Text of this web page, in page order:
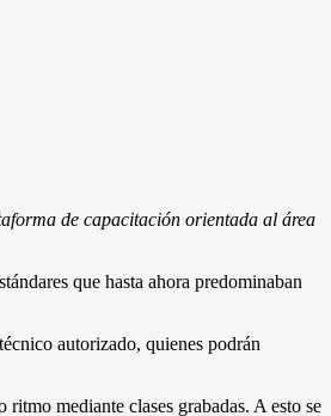
de capacitación orientada al área
que hasta ahora predominaban
autorizado, quienes podrán
mediante clases grabadas. A esto se